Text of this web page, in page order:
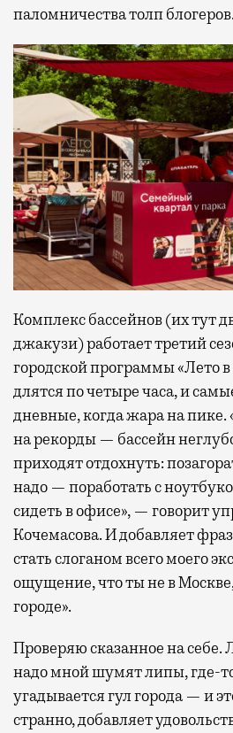
паломничества толп блогеров.
Комплекс бассейнов (их тут
джакузи) работает третий
городской программы «Лето
длятся по четыре часа, и
дневные, когда жара на пике.
на рекорды — бассейн
приходят отдохнуть:
надо — поработать с
сидеть в офисе», — говорит
Кочемасова. И добавляет
стать слоганом всего моего
ощущение, что ты не в
городе».
Проверяю сказанное на себе.
надо мной шумят липы, где-
угадывается гул города — и
странно, добавляет